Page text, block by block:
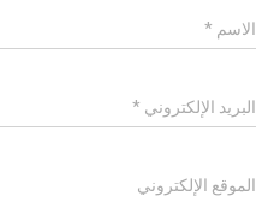
الاسم *
البريد الإلكتروني *
الموقع الإلكتروني